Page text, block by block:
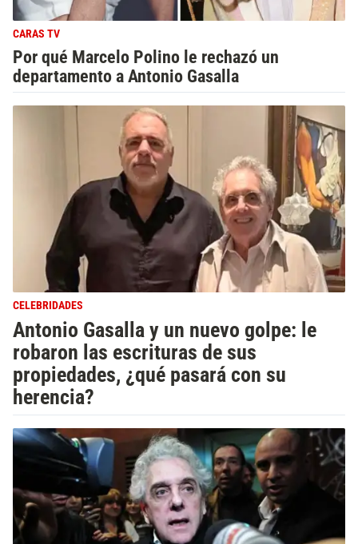
CARAS TV
Por qué Marcelo Polino le rechazó un
departamento a Antonio Gasalla
CELEBRIDADES
Antonio Gasalla y un nuevo golpe: le
robaron las escrituras de sus
propiedades, ¿qué pasará con su
herencia?